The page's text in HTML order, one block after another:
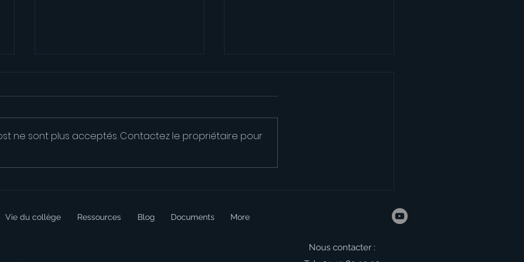
Nos athlètes à Choisy le Roi
Jeux de l'UNSS à Montargis
ne sont plus acceptés. Contactez le propriétaire pour
Vie du collège Ressources Blog Documents More
Nous contacter :